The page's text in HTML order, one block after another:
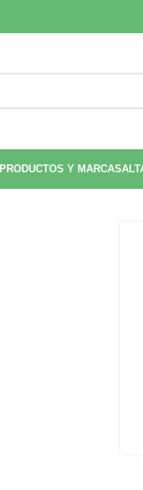
PRODUCTOS Y MARCAS